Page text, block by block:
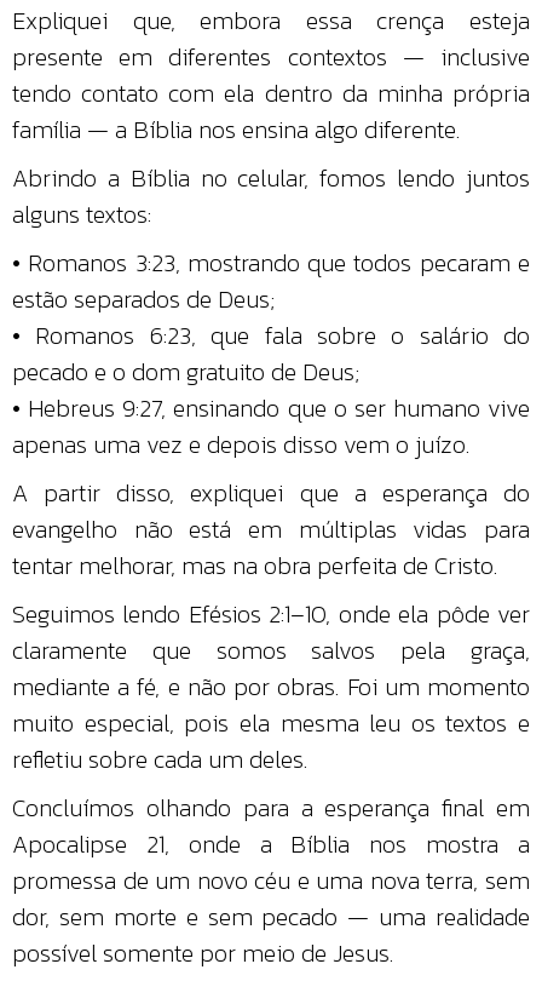
Expliquei que, embora essa crença esteja
presente em diferentes contextos — inclusive
tendo contato com ela dentro da minha própria
família — a Bíblia nos ensina algo diferente.
Abrindo a Bíblia no celular, fomos lendo juntos
alguns textos:
• Romanos 3:23, mostrando que todos pecaram e
estão separados de Deus;
• Romanos 6:23, que fala sobre o salário do
pecado e o dom gratuito de Deus;
• Hebreus 9:27, ensinando que o ser humano vive
apenas uma vez e depois disso vem o juízo.
A partir disso, expliquei que a esperança do
evangelho não está em múltiplas vidas para
tentar melhorar, mas na obra perfeita de Cristo.
Seguimos lendo Efésios 2:1–10, onde ela pôde ver
claramente que somos salvos pela graça,
mediante a fé, e não por obras. Foi um momento
muito especial, pois ela mesma leu os textos e
refletiu sobre cada um deles.
Concluímos olhando para a esperança final em
Apocalipse 21, onde a Bíblia nos mostra a
promessa de um novo céu e uma nova terra, sem
dor, sem morte e sem pecado — uma realidade
possível somente por meio de Jesus.